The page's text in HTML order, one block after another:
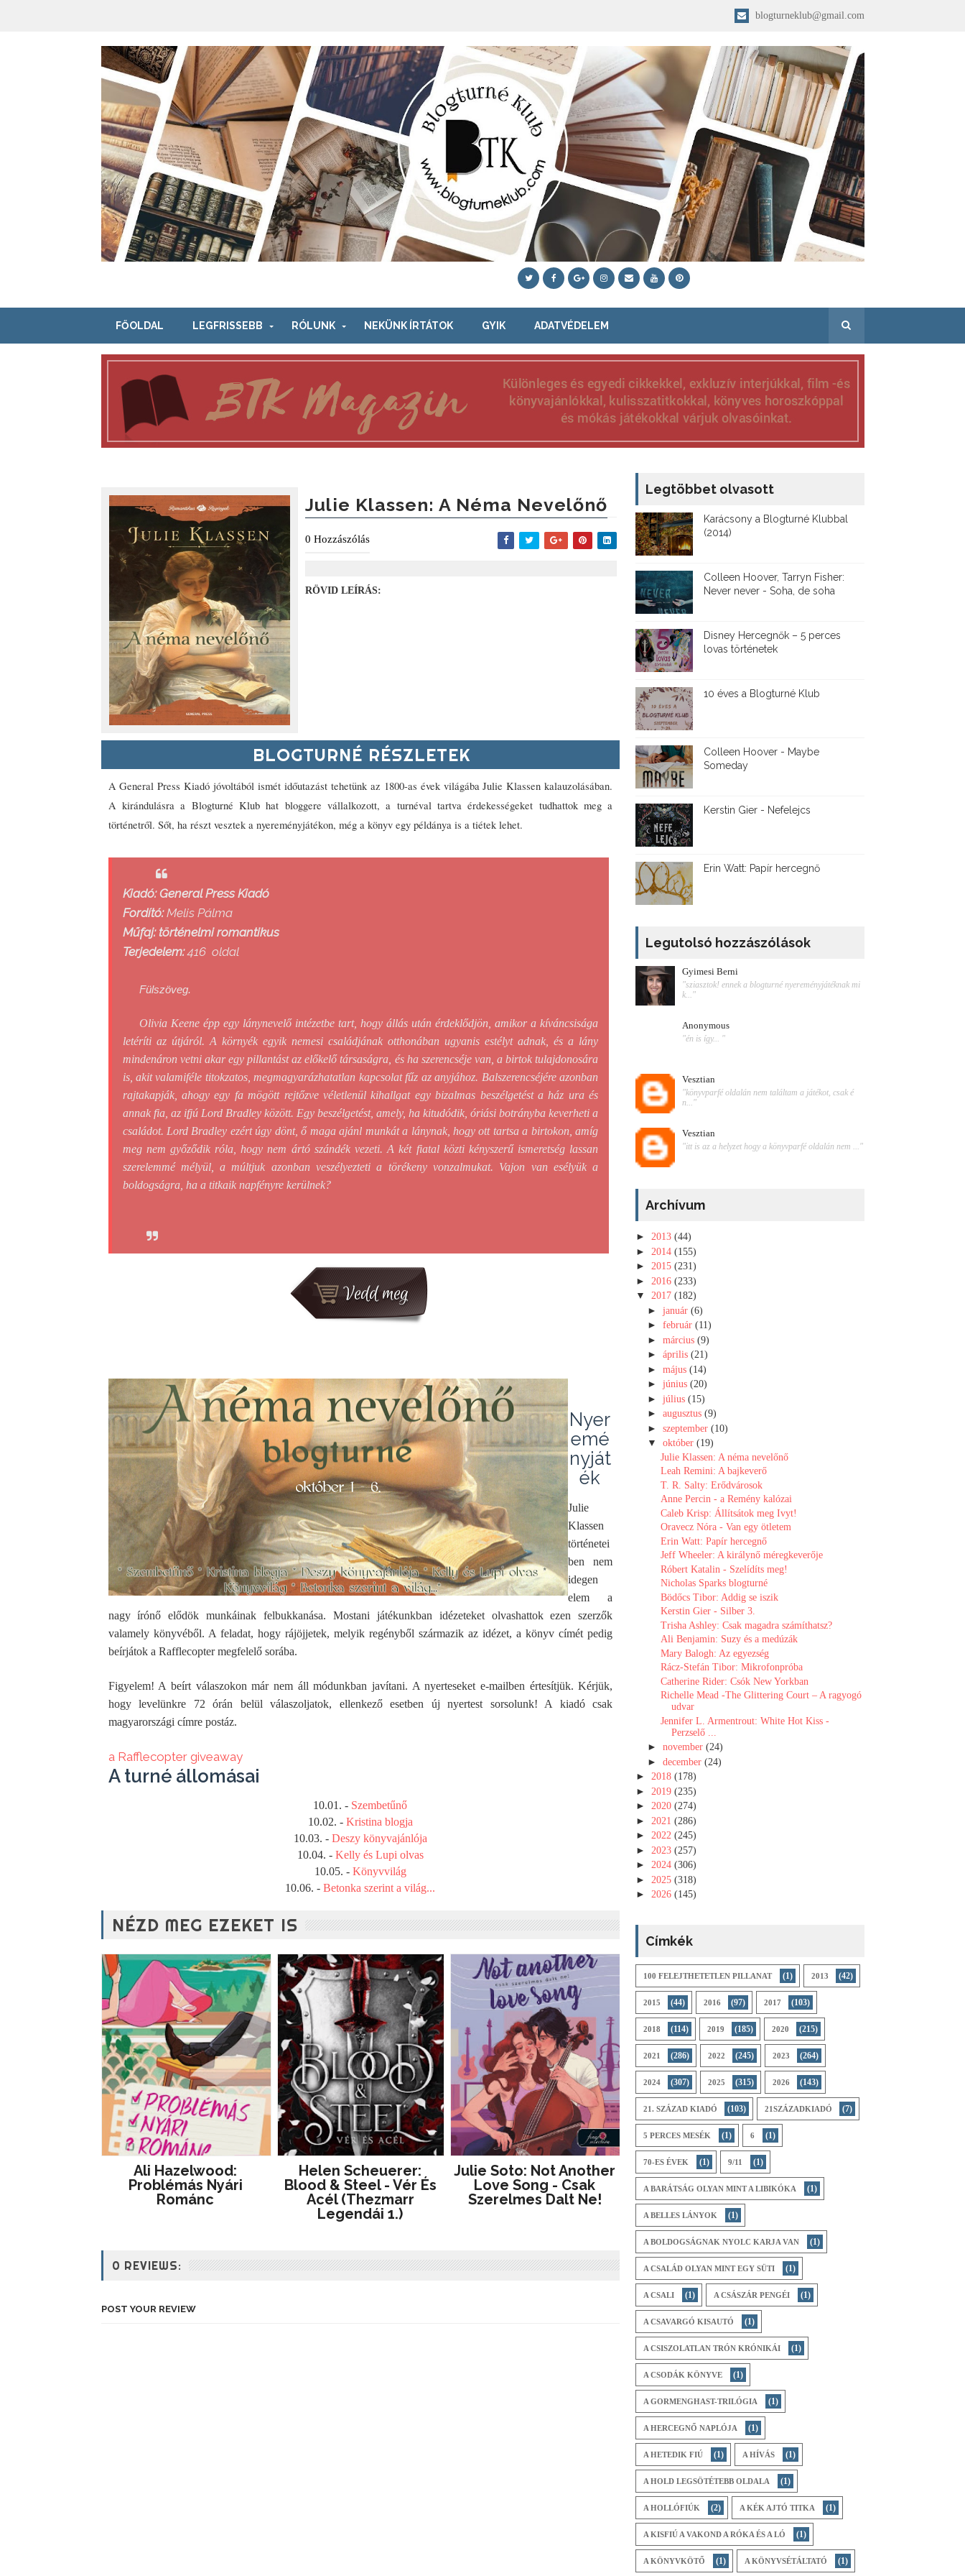
blogturneklub@gmail.com
FŐOLDAL LEGFRISSEBB RÓLUNK NEKÜNK ÍRTÁTOK GYIK ADATVÉDELEM
Julie Klassen: A Néma Nevelőnő
0 Hozzászólás
RÖVID LEÍRÁS:
BLOGTURNÉ RÉSZLETEK
A General Press Kiadó jóvoltából ismét időutazást tehetünk az 1800-as évek világába Julie Klassen kalauzolásában.
A kirándulásra a Blogturné Klub hat bloggere vállalkozott, a turnéval tartva érdekességeket tudhattok meg a
történetről. Sőt, ha részt vesztek a nyereményjátékon, még a könyv egy példánya is a tiétek lehet.
Kiadó: General Press Kiadó
Fordító:Melis Pálma
Műfaj: történelmi romantikus
Terjedelem:416 oldal
Olivia Keene épp egy lánynevelő intézetbe tart, hogy állás után érdeklődjön, amikor a kíváncsisága
letéríti az útjáról. A környék egyik nemesi családjának otthonában ugyanis estélyt adnak, és a lány
mindenáron vetni akar egy pillantást az előkelő társaságra, és ha szerencséje van, a birtok tulajdonosára
is, akit valamiféle titokzatos, megmagyarázhatatlan kapcsolat fűz az anyjához. Balszerencséjére azonban
rajtakapják, ahogy egy fa mögött rejtőzve véletlenül kihallgat egy bizalmas beszélgetést a ház ura és
annak fia, az ifjú Lord Bradley között. Egy beszélgetést, amely, ha kitudódik, óriási botrányba keverheti a
családot. Lord Bradley ezért úgy dönt, ő maga ajánl munkát a lánynak, hogy ott tartsa a birtokon, amíg
meg nem győződik róla, hogy nem ártó szándék vezeti. A két fiatal közti kényszerű ismeretség lassan
szerelemmé mélyül, a múltjuk azonban veszélyezteti a törékeny vonzalmukat. Vajon van esélyük a
boldogságra, ha a titkaik napfényre kerülnek?
Nyer
emé
nyját
ék
Julie
Klassen
történetei
ben nem
idegen
elem a
nagy írónő elődök munkáinak felbukkanása. Mostani játékunkban idézeteket olvashattok ezen szerzők
valamely könyvéből. A feladat, hogy rájöjjetek, melyik regényből származik az idézet, a könyv címét pedig
beírjátok a Rafflecopter megfelelő sorába.
Figyelem! A beírt válaszokon már nem áll módunkban javítani. A nyerteseket e-mailben értesítjük. Kérjük,
hogy levelünkre 72 órán belül válaszoljatok, ellenkező esetben új nyertest sorsolunk! A kiadó csak
magyarországi címre postáz.
a Rafflecopter giveaway
A turné állomásai
10.01. - Szembetűnő
10.02. -Kristina blogja
10.03. - Deszy könyvajánlója
10.04. - Kelly és Lupi olvas
10.05. - Könyvvilág
10.06. -Betonka szerint a világ...
NÉZD MEG EZEKET IS
Ali Hazelwood:
Problémás ​nyári
Románc
Helen Scheuerer:
Blood & Steel - Vér És
Acél (Thezmarr
Legendái 1.)
Julie Soto: Not Another
Love Song - Csak
Szerelmes Dalt Ne!
0 REVIEWS:
POST YOUR REVIEW
Legtöbbet olvasott
Karácsony a Blogturné Klubbal
(2014)
Colleen Hoover, Tarryn Fisher:
Never never - Soha, de soha
Disney ​Hercegnők – 5 perces
lovas történetek
10 éves a Blogturné Klub
Colleen Hoover - Maybe
Someday
Kerstin Gier - Nefelejcs
Erin Watt: Papír hercegnő
Legutolsó hozzászólások
Gyimesi Berni
"sziasztok! ennek a blogturné nyereményjátéknak mi
k..."
Anonymous
"én is így... "
Vesztian
"könyvparfé oldalán nem találtam a játékot, csak é
n..."
Vesztian
"itt is az a helyzet hogy a könyvparfé oldalán nem ..."
Archívum
► 2013 (44)
► 2014 (155)
► 2015 (231)
► 2016 (233)
▼ 2017 (182)
►január(6)
►február(11)
►március(9)
►április(21)
►május(14)
►június(20)
►július(15)
►augusztus(9)
►szeptember(10)
▼ október(19)
Julie Klassen: A néma nevelőnő
Leah Remini: A bajkeverő
T. R. Salty: Erődvárosok
Anne Percin - a Remény kalózai
Caleb Krisp: Állítsátok meg Ivyt!
Oravecz Nóra - Van egy ötletem
Erin Watt: Papír hercegnő
Jeff Wheeler: A királynő méregkeverője
Róbert Katalin - Szelídíts meg!
Nicholas Sparks blogturné
Bödőcs Tibor: Addig se iszik
Kerstin Gier - Silber 3.
Trisha Ashley: Csak magadra számíthatsz?
Ali Benjamin: Suzy ​és a medúzák
Mary Balogh: Az egyezség
Rácz-Stefán Tibor: Mikrofonpróba
Catherine Rider: Csók ​New Yorkban
Richelle Mead -The Glittering Court – A ragyogó
udvar
Jennifer L. Armentrout: White Hot Kiss -
Perzselő ...
►november(24)
►december(24)
► 2018 (178)
► 2019 (235)
► 2020 (274)
► 2021 (286)
► 2022 (245)
► 2023 (257)
► 2024 (306)
► 2025 (318)
► 2026 (145)
Címkék
100 FELEJTHETETLEN PILLANAT (1) 2013 (42)
2015 (44) 2016 (97) 2017 (103)
2018 (114) 2019 (185) 2020 (215)
2021 (286) 2022 (245) 2023 (264)
2024 (307) 2025 (315) 2026 (143)
21. SZÁZAD KIADÓ (103) 21SZÁZADKIADÓ (7)
5 PERCES MESÉK (1) 6 (1)
70-ES ÉVEK (1) 9/11 (1)
A BARÁTSÁG OLYAN MINT A LIBIKÓKA (1)
A BELLES LÁNYOK (1)
A BOLDOGSÁGNAK NYOLC KARJA VAN (1)
A CSALÁD OLYAN MINT EGY SÜTI (1)
A CSALI (1) A CSÁSZÁR PENGÉI (1)
A CSAVARGÓ KISAUTÓ (1)
A CSISZOLATLAN TRÓN KRÓNIKÁI (1)
A CSODÁK KÖNYVE (1)
A GORMENGHAST-TRILÓGIA (1)
A HERCEGNŐ NAPLÓJA (1)
A HETEDIK FIÚ (1) A HÍVÁS (1)
A HOLD LEGSÖTÉTEBB OLDALA (1)
A HOLLÓFIÚK (2) A KÉK AJTÓ TITKA (1)
A KISFIÚ A VAKOND A RÓKA ÉS A LÓ (1)
A KÖNYVKÖTŐ (1) A KÖNYVSÉTÁLTATÓ (1)